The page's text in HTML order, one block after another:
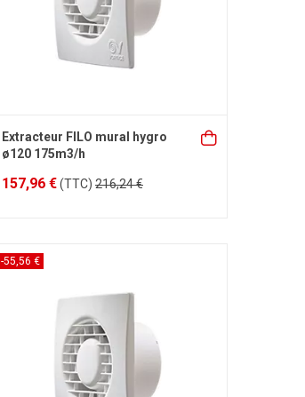
Extracteur FILO mural hygro
ø120 175m3/h
157,96 €(TTC) 216,24 €
-55,56 €